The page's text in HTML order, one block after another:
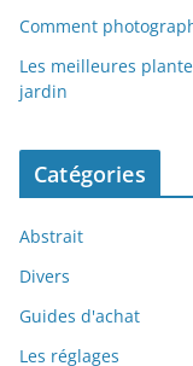
Comment
Les meilleures
jardin
Catégories
Abstrait
Divers
Guides d'achat
Les réglages